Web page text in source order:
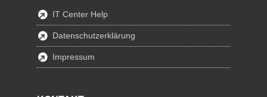
IT Center Help
Datenschutzerklärung
Impressum